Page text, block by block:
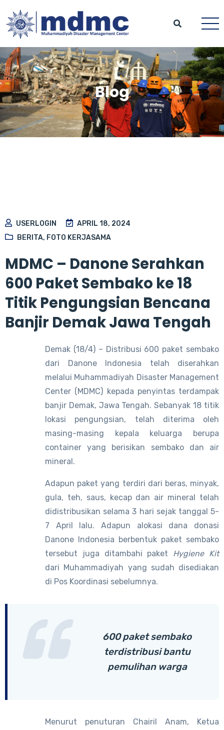
Blog
USERLOGIN
APRIL 18, 2024
BERITA, FOTO KERJASAMA
MDMC – Danone Serahkan
600 Paket Sembako ke 18
Titik Pengungsian Bencana
Banjir Demak Jawa Tengah
Demak (18/4) – Distribusi 600 paket sembako
dari Danone Indonesia telah diserahkan
melalui Muhammadiyah Disaster Management
Center (MDMC) kepada penyintas terdampak
banjir Demak, Jawa Tengah. Sebanyak 18 titik
lokasi pengungsian, telah diterima oleh
masing-masing kepala keluarga berupa
container yang berisikan sembako dan air
mineral.
Adapun paket yang terdiri dari beras, minyak,
gula, teh, saus, kecap dan air mineral telah
didistribusikan selama 3 hari sejak tanggal 5-
7 April lalu. Adapun alokasi dana donasi
Danone Indonesia berbentuk paket sembako
tersebut juga ditambahi paket Hygiene Kit
dari Muhammadiyah yang sudah disediakan
di Pos Koordinasi sebelumnya.
600 paket sembako
terdistribusi bantu
pemulihan warga
Menurut penuturan Chairil Anam, Ketua